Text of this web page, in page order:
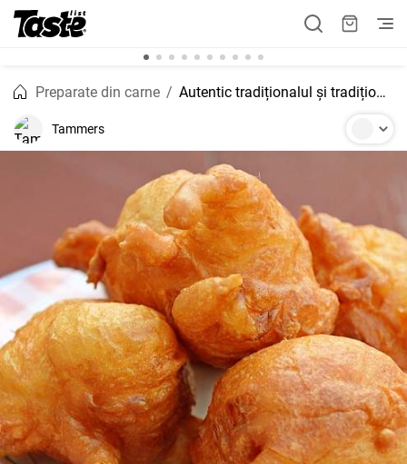
Preparate din carne Autentic tradiționalul și tradiționalul Conch Fritters Bahamian
Tammers